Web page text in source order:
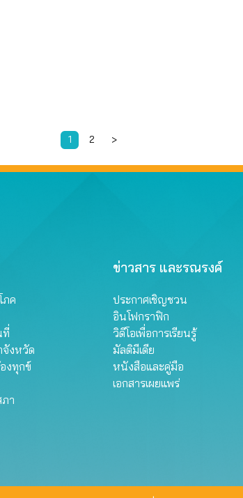
1 2 >
ภค
ที่
งหวัด
งทุกข์
า
ข่าวสาร และรณรงค์
ประกาศเชิญชวน
อินโฟกราฟิก
วิดีโอเพื่อการเรียนรู้
มัลติมีเดีย
หนังสือและคู่มือ
เอกสารเผยแพร่